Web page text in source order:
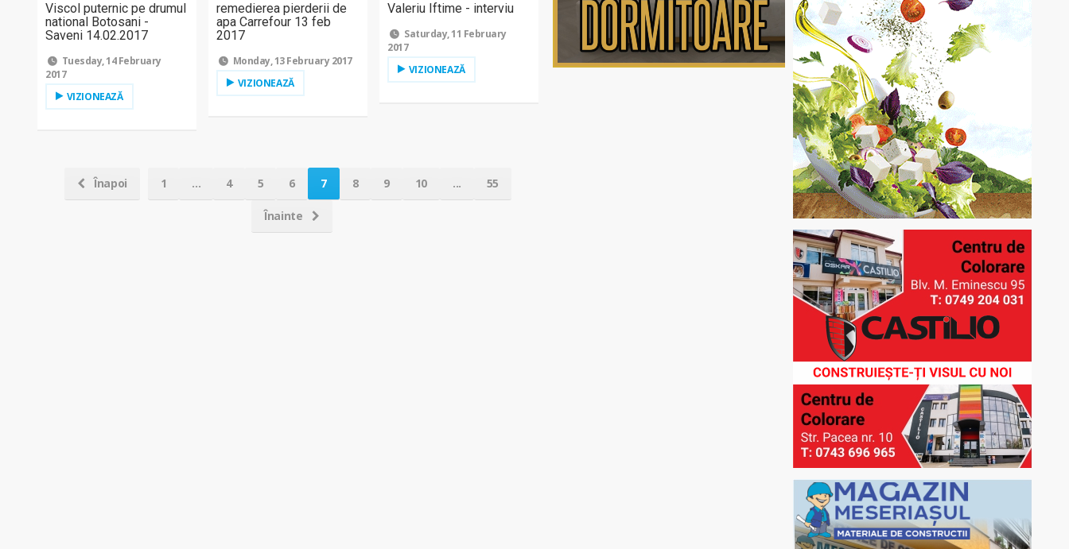
Viscol puternic pe drumul
national Botosani -
Saveni 14.02.2017
Tuesday, 14 February
2017
VIZIONEAZĂ
remedierea pierderii de
apa Carrefour 13 feb
2017
Monday, 13 February 2017
VIZIONEAZĂ
Valeriu Iftime - interviu
Saturday, 11 February
2017
VIZIONEAZĂ
Înapoi 1 ... 4 5 6 7 8 9 10 ... 55
Înainte